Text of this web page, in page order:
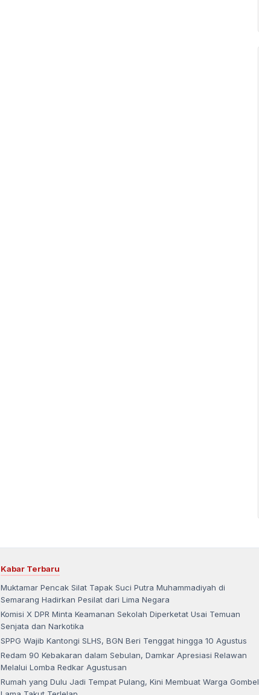
Kabar Terbaru
Muktamar Pencak Silat Tapak Suci Putra Muhammadiyah di
Semarang Hadirkan Pesilat dari Lima Negara
Komisi X DPR Minta Keamanan Sekolah Diperketat Usai Temuan
Senjata dan Narkotika
SPPG Wajib Kantongi SLHS, BGN Beri Tenggat hingga 10 Agustus
Redam 90 Kebakaran dalam Sebulan, Damkar Apresiasi Relawan
Melalui Lomba Redkar Agustusan
Rumah yang Dulu Jadi Tempat Pulang, Kini Membuat Warga Gombel